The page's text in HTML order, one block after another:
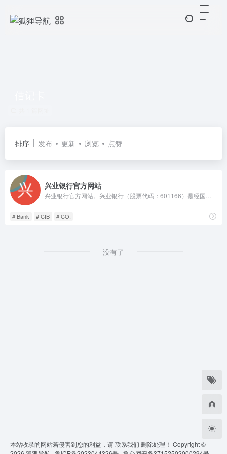
排序 发布 更新 浏览 点赞
兴业银行官方网站
# Bank # CIB # CO.
没有了
本站收录的网站若侵害到您的利益，请联系我们 删除处理！ Copyright ©